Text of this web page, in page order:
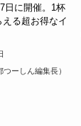
日に開催。1杯
る超お得なイ
ーしん編集長）